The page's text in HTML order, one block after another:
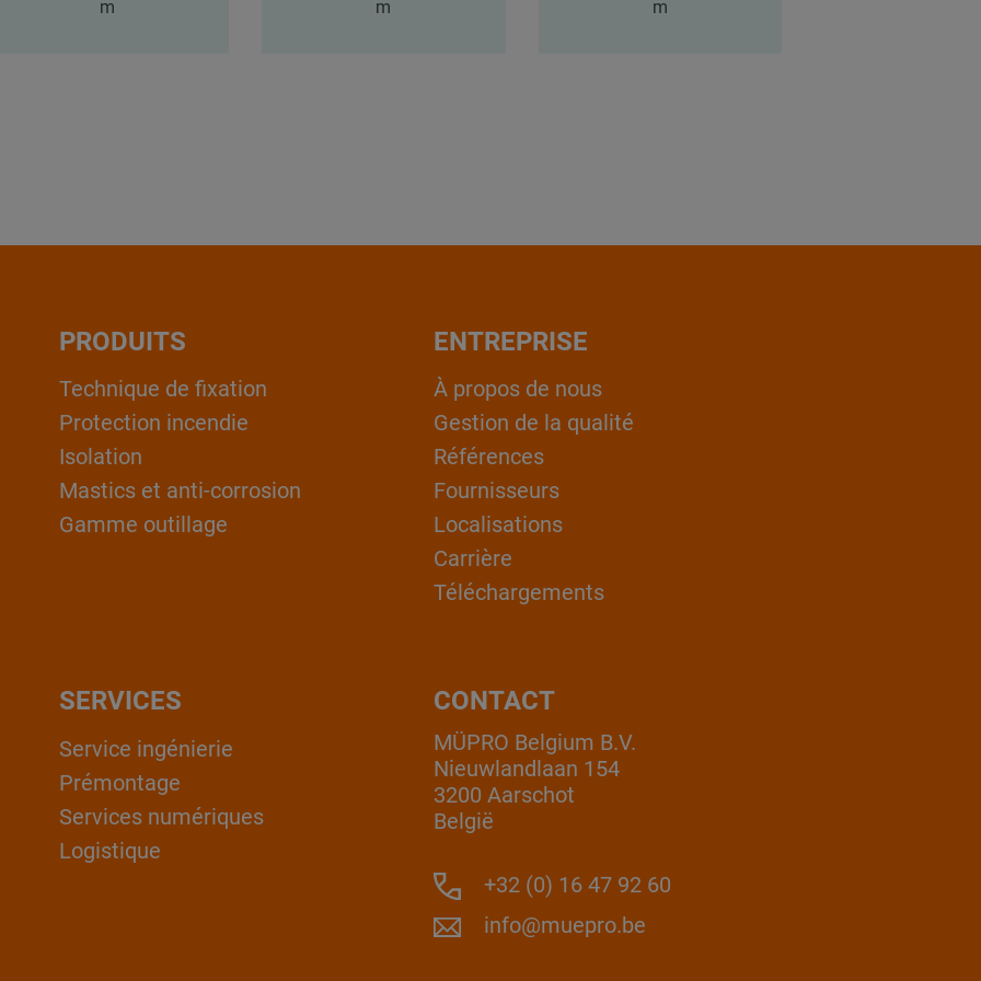
m m m
PRODUITS
Technique de fixation
Protection incendie
Isolation
Mastics et anti-corrosion
Gamme outillage
ENTREPRISE
À propos de nous
Gestion de la qualité
Références
Fournisseurs
Localisations
Carrière
Téléchargements
CONTACT
MÜPRO Belgium B.V.
Nieuwlandlaan 154
3200 Aarschot
België
+32 (0) 16 47 92 60
info@muepro.be
SERVICES
Service ingénierie
Prémontage
Services numériques
Logistique